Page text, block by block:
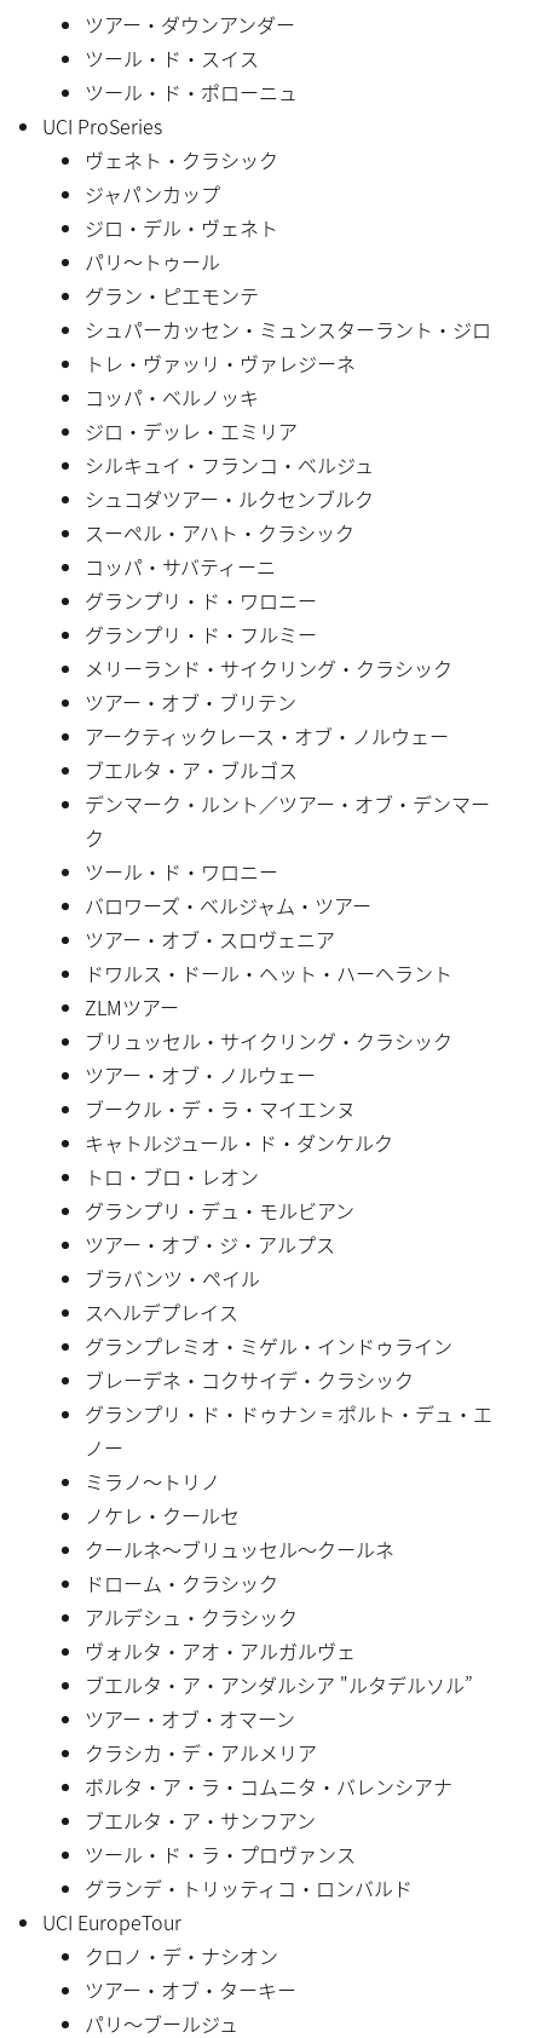
ツアー・ダウンアンダー
ツール・ド・スイス
ツール・ド・ポローニュ
UCI ProSeries
ヴェネト・クラシック
ジャパンカップ
ジロ・デル・ヴェネト
パリ〜トゥール
グラン・ピエモンテ
シュパーカッセン・ミュンスターラント・ジロ
トレ・ヴァッリ・ヴァレジーネ
コッパ・ベルノッキ
ジロ・デッレ・エミリア
シルキュイ・フランコ・ベルジュ
シュコダツアー・ルクセンブルク
スーペル・アハト・クラシック
コッパ・サバティーニ
グランプリ・ド・ワロニー
グランプリ・ド・フルミー
メリーランド・サイクリング・クラシック
ツアー・オブ・ブリテン
アークティックレース・オブ・ノルウェー
ブエルタ・ア・ブルゴス
デンマーク・ルント／ツアー・オブ・デンマー
ク
ツール・ド・ワロニー
バロワーズ・ベルジャム・ツアー
ツアー・オブ・スロヴェニア
ドワルス・ドール・ヘット・ハーヘラント
ZLMツアー
ブリュッセル・サイクリング・クラシック
ツアー・オブ・ノルウェー
ブークル・デ・ラ・マイエンヌ
キャトルジュール・ド・ダンケルク
トロ・ブロ・レオン
グランプリ・デュ・モルビアン
ツアー・オブ・ジ・アルプス
ブラバンツ・ペイル
スヘルデプレイス
グランプレミオ・ミゲル・インドゥライン
ブレーデネ・コクサイデ・クラシック
グランプリ・ド・ドゥナン = ポルト・デュ・エ
ノー
ミラノ〜トリノ
ノケレ・クールセ
クールネ〜ブリュッセル〜クールネ
ドローム・クラシック
アルデシュ・クラシック
ヴォルタ・アオ・アルガルヴェ
ブエルタ・ア・アンダルシア "ルタデルソル”
ツアー・オブ・オマーン
クラシカ・デ・アルメリア
ボルタ・ア・ラ・コムニタ・バレンシアナ
ブエルタ・ア・サンフアン
ツール・ド・ラ・プロヴァンス
グランデ・トリッティコ・ロンバルド
UCI EuropeTour
クロノ・デ・ナシオン
ツアー・オブ・ターキー
パリ〜ブールジュ